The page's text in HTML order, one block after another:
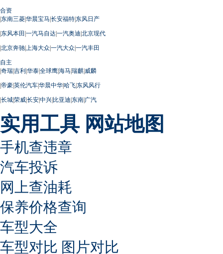
合资
|东南三菱|华晨宝马|长安福特|东风日产
|东风本田 |一汽马自达|一汽奥迪|北京现代
|北京奔驰| 上海大众|一汽大众|一汽丰田
自主
|奇瑞|吉利|华泰|全球鹰|海马|瑞麒|威麟
|帝豪|英伦汽车|华晨中华|哈飞|东风风行
|长城|荣威|长安|中兴|比亚迪|东南|广汽
实用工具 网站地图
手机查违章
汽车投诉
网上查油耗
保养价格查询
车型大全
车型对比 图片对比